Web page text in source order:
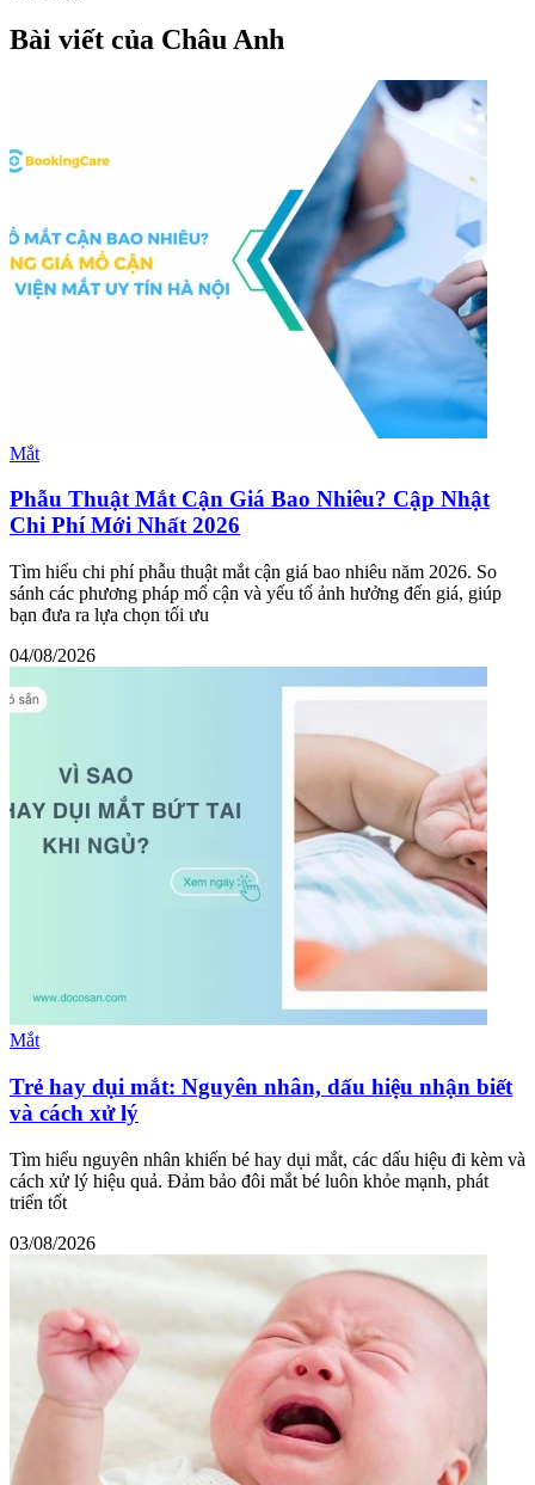
Bài viết của Châu Anh
Mắt
Phẫu Thuật Mắt Cận Giá Bao Nhiêu? Cập Nhật
Chi Phí Mới Nhất 2026
Tìm hiểu chi phí phẫu thuật mắt cận giá bao nhiêu năm 2026. So
sánh các phương pháp mổ cận và yếu tố ảnh hưởng đến giá, giúp
bạn đưa ra lựa chọn tối ưu
04/08/2026
Mắt
Trẻ hay dụi mắt: Nguyên nhân, dấu hiệu nhận biết
và cách xử lý
Tìm hiểu nguyên nhân khiến bé hay dụi mắt, các dấu hiệu đi kèm và
cách xử lý hiệu quả. Đảm bảo đôi mắt bé luôn khỏe mạnh, phát
triển tốt
03/08/2026